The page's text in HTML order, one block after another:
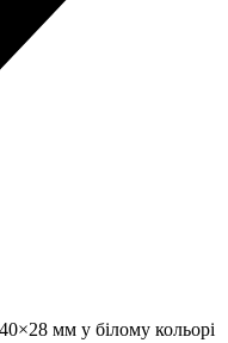
мм у білому кольорі